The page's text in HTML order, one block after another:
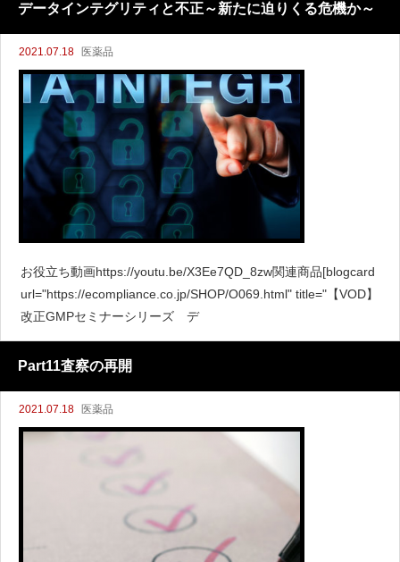
データインテグリティと不正～新たに迫りくる危機か～
2021.07.18 医薬品
お役立ち動画https://youtu.be/X3Ee7QD_8zw関連商品[blogcard
url="https://ecompliance.co.jp/SHOP/O069.html" title="【VOD】
改正GMPセミナーシリーズ デ
Part11査察の再開
2021.07.18 医薬品